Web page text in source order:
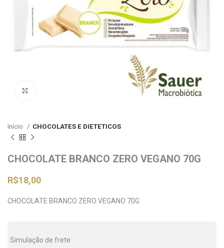
Início CHOCOLATES E DIETETICOS
CHOCOLATE BRANCO ZERO VEGANO 70G
R$18,00
CHOCOLATE BRANCO ZERO VEGANO 70G
Simulação de frete